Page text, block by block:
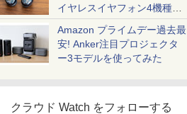
イヤレスイヤフォン4機種を
一気に聴く
Amazon プライムデー過去最
安! Anker注目プロジェクタ
ー3モデルを使ってみた
クラウド Watch をフォローする